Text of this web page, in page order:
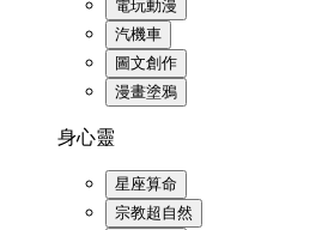
電玩動漫
汽機車
圖文創作
漫畫塗鴉
身心靈
星座算命
宗教超自然